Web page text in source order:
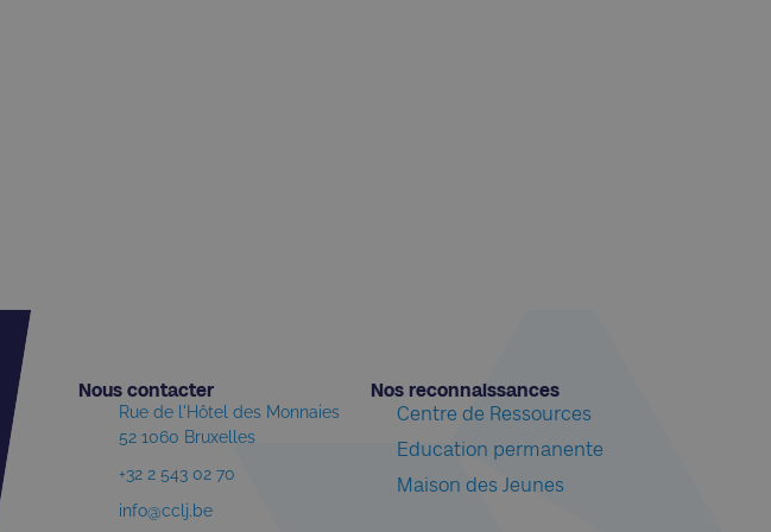
Nous contacter​
Rue de l'Hôtel des Monnaies
52 1060 Bruxelles
+32 2 543 02 70
info@cclj.be
Nos reconnaissances​
Centre de Ressources
Education permanente
Maison des Jeunes